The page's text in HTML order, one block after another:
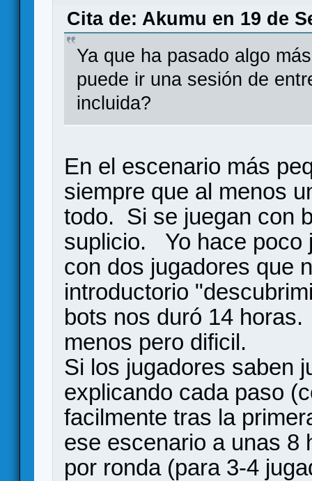
Cita de: Akumu en 19 de
Ya que ha pasado algo
puede ir una sesión de
incluida?
En el escenario más
siempre que al menos
todo. Si se juegan con
suplicio. Yo hace poco
con dos jugadores que
introductorio
bots nos duró 14
menos pero dificil.
Si los jugadores saben
explicando cada paso
facilmente tras la
ese escenario a unas
por ronda (para 3-4